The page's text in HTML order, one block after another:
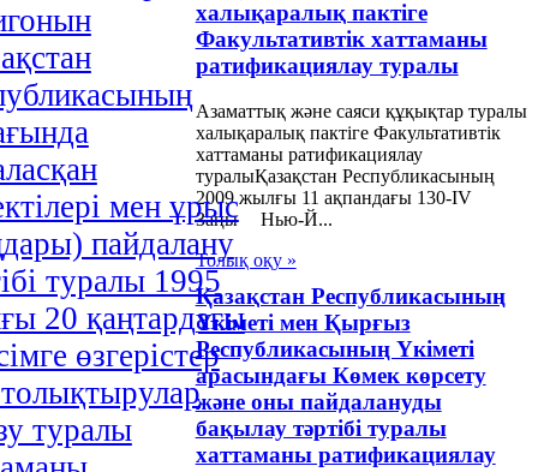
мен ұрыс
пайдалану
туралы 1995
20 қаңтардағы
өзгерістер
туралы
халықаралық пактіге
Факультативтік хаттаманы
ратификациялау туралы
Азаматтық және саяси құқықтар туралы
халықаралық пактіге Факультативтік
хаттаманы ратификациялау
туралыҚазақстан Республикасының
2009 жылғы 11 ақпандағы 130-IV
Заңы Нью-Й...
Толық оқу »
Қазақстан Республикасының
Үкіметі мен Қырғыз
Республикасының Үкіметі
арасындағы Көмек көрсету
және оны пайдалануды
бақылау тәртібі туралы
хаттаманы ратификациялау